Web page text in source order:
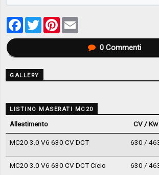
Facebook
TwitterPinterest
0Commenti
GALLERY
LISTINO MASERATI MC20
Allestimento CV / Kw
MC20 3.0 V6 630 CV DCT 630 /
MC20 3.0 V6 630 CV DCT Cielo 630 /